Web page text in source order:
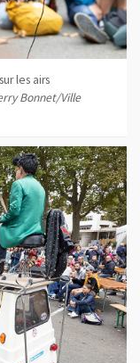
les airs
Bonnet/Ville